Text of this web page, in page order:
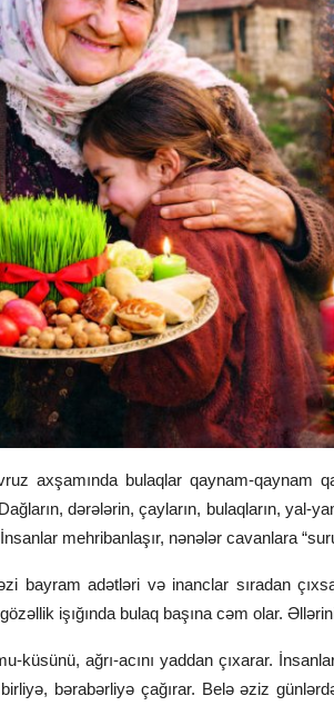
axşamında bulaqlar qaynam-qaynam
dərələrin, çayların, bulaqların, yal-
mehribanlaşır, nənələr cavanlara
bayram adətləri və inanclar sıradan
işığında bulaq başına cəm olar.
küsünü, ağrı-acını yaddan çıxarar.
birliyə, bərabərliyə çağırar. Belə əziz